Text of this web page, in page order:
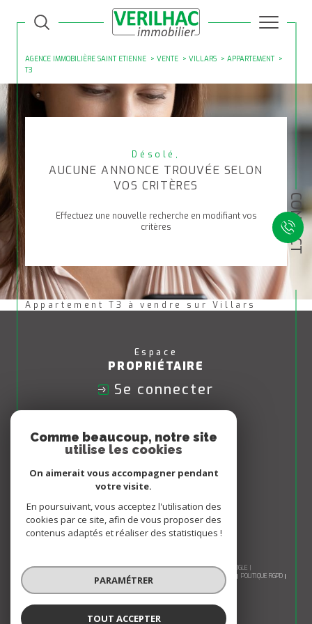
CONTACT
AGENCE IMMOBILIÈRE SAINT ETIENNE VENTE VILLARS
APPARTEMENT
T3
Désolé,
AUCUNE ANNONCE TROUVÉE SELON
VOS CRITÈRES
Effectuez une nouvelle recherche en modifiant vos
critères
Appartement T3 à vendre sur Villars
Espace
PROPRIÉTAIRE
Se connecter
ADHÉRONS
© 2026 | TOUS DROITS RÉSERVÉS | TRADUCTION POWERED BY GOOGLE |
PLAN DU SITE MENTIONS LÉGALES NOS LIENS
POLITIQUE RGPD
COOKIES
Comme beaucoup, notre site
utilise les cookies
On aimerait vous accompagner pendant
votre visite.
En poursuivant, vous acceptez l'utilisation des
cookies par ce site, afin de vous proposer des
contenus adaptés et réaliser des statistiques !
PARAMÉTRER
TOUT ACCEPTER